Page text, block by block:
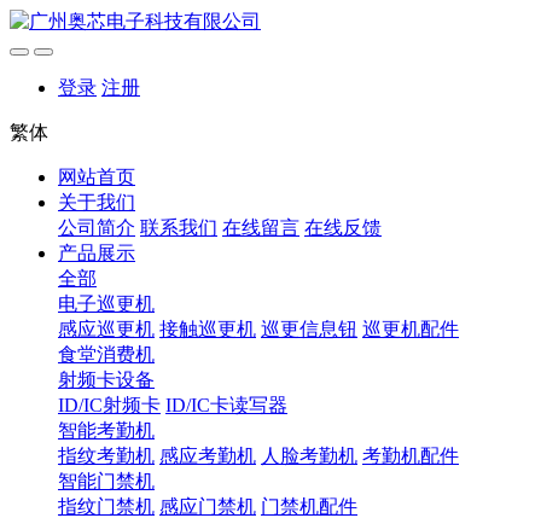
登录 注册
繁体
网站首页
关于我们
公司简介 联系我们 在线留言 在线反馈
产品展示
全部
电子巡更机
感应巡更机 接触巡更机 巡更信息钮 巡更机配件
食堂消费机
射频卡设备
ID/IC射频卡 ID/IC卡读写器
智能考勤机
指纹考勤机 感应考勤机 人脸考勤机 考勤机配件
智能门禁机
指纹门禁机 感应门禁机 门禁机配件